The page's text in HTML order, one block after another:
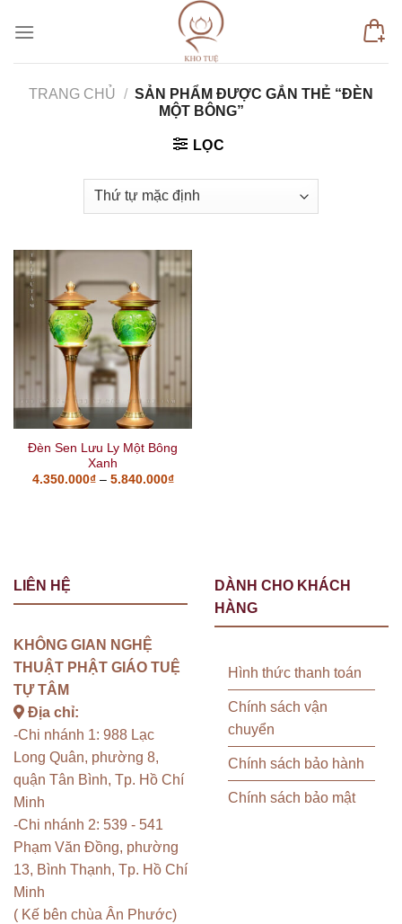
TRANG CHỦ / SẢN PHẨM ĐƯỢC GẮN THẺ “ĐÈN
MỘT BÔNG”
LỌC
Đèn Sen Lưu Ly Một Bông
Xanh
4.350.000₫– 5.840.000₫
LIÊN HỆ
KHÔNG GIAN NGHỆ
THUẬT PHẬT GIÁO TUỆ
TỰ TÂM
Địa chỉ:
-Chi nhánh 1: 988 Lạc
Long Quân, phường 8,
quận Tân Bình, Tp. Hồ Chí
Minh
-Chi nhánh 2: 539 - 541
Phạm Văn Đồng, phường
13, Bình Thạnh, Tp. Hồ Chí
Minh
( Kế bên chùa Ân Phước)
DÀNH CHO KHÁCH
HÀNG
Hình thức thanh toán
Chính sách vận
chuyển
Chính sách bảo hành
Chính sách bảo mật